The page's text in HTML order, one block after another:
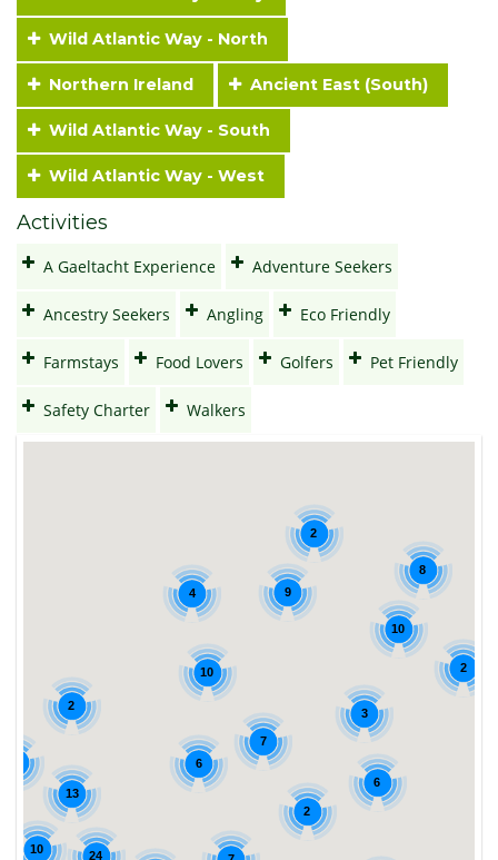
Wild Atlantic Way - North
Northern Ireland Ancient East (South)
Wild Atlantic Way - South
Wild Atlantic Way - West
Activities
A Gaeltacht Experience Adventure Seekers
Ancestry Seekers Angling Eco Friendly
Farmstays Food Lovers Golfers Pet Friendly
Safety Charter Walkers
10
24
9
13
6
6
10
2
4
7
3
10
8
2
2
2